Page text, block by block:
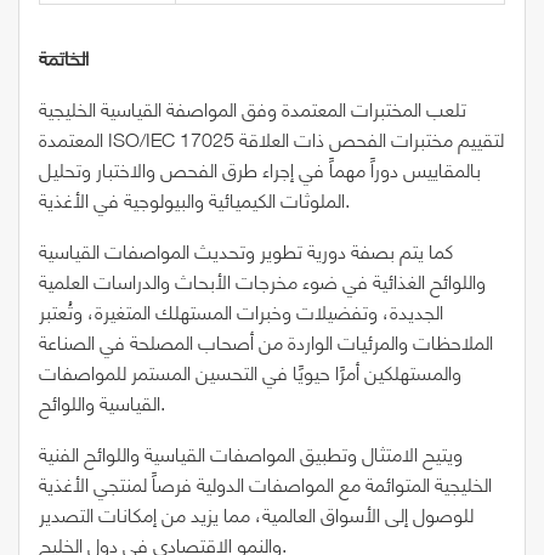
الخاتمة
تلعب المختبرات المعتمدة وفق المواصفة القياسية الخليجية
المعتمدة ISO/IEC 17025 لتقييم مختبرات الفحص ذات العلاقة
بالمقاييس دوراً مهماً في إجراء طرق الفحص والاختبار وتحليل
الملوثات الكيميائية والبيولوجية في الأغذية.
كما يتم بصفة دورية تطوير وتحديث المواصفات القياسية
واللوائح الغذائية في ضوء مخرجات الأبحاث والدراسات العلمية
الجديدة، وتفضيلات وخبرات المستهلك المتغيرة، وتُعتبر
الملاحظات والمرئيات الواردة من أصحاب المصلحة في الصناعة
والمستهلكين أمرًا حيويًا في التحسين المستمر للمواصفات
القياسية واللوائح.
ويتيح الامتثال وتطبيق المواصفات القياسية واللوائح الفنية
الخليجية المتوائمة مع المواصفات الدولية فرصاً لمنتجي الأغذية
للوصول إلى الأسواق العالمية، مما يزيد من إمكانات التصدير
والنمو الاقتصادي في دول الخليج.